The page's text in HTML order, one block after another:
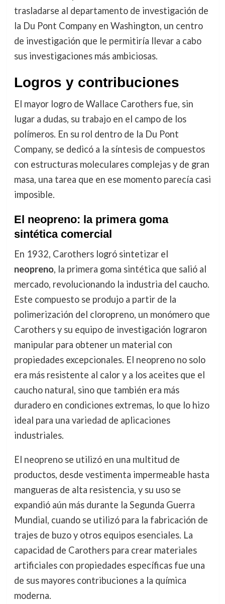
trasladarse al departamento de investigación de
la Du Pont Company en Washington, un centro
de investigación que le permitiría llevar a cabo
sus investigaciones más ambiciosas.
Logros y contribuciones
El mayor logro de Wallace Carothers fue, sin
lugar a dudas, su trabajo en el campo de los
polímeros. En su rol dentro de la Du Pont
Company, se dedicó a la síntesis de compuestos
con estructuras moleculares complejas y de gran
masa, una tarea que en ese momento parecía casi
imposible.
El neopreno: la primera goma
sintética comercial
En 1932, Carothers logró sintetizar el
neopreno, la primera goma sintética que salió al
mercado, revolucionando la industria del caucho.
Este compuesto se produjo a partir de la
polimerización del cloropreno, un monómero que
Carothers y su equipo de investigación lograron
manipular para obtener un material con
propiedades excepcionales. El neopreno no solo
era más resistente al calor y a los aceites que el
caucho natural, sino que también era más
duradero en condiciones extremas, lo que lo hizo
ideal para una variedad de aplicaciones
industriales.
El neopreno se utilizó en una multitud de
productos, desde vestimenta impermeable hasta
mangueras de alta resistencia, y su uso se
expandió aún más durante la Segunda Guerra
Mundial, cuando se utilizó para la fabricación de
trajes de buzo y otros equipos esenciales. La
capacidad de Carothers para crear materiales
artificiales con propiedades específicas fue una
de sus mayores contribuciones a la química
moderna.